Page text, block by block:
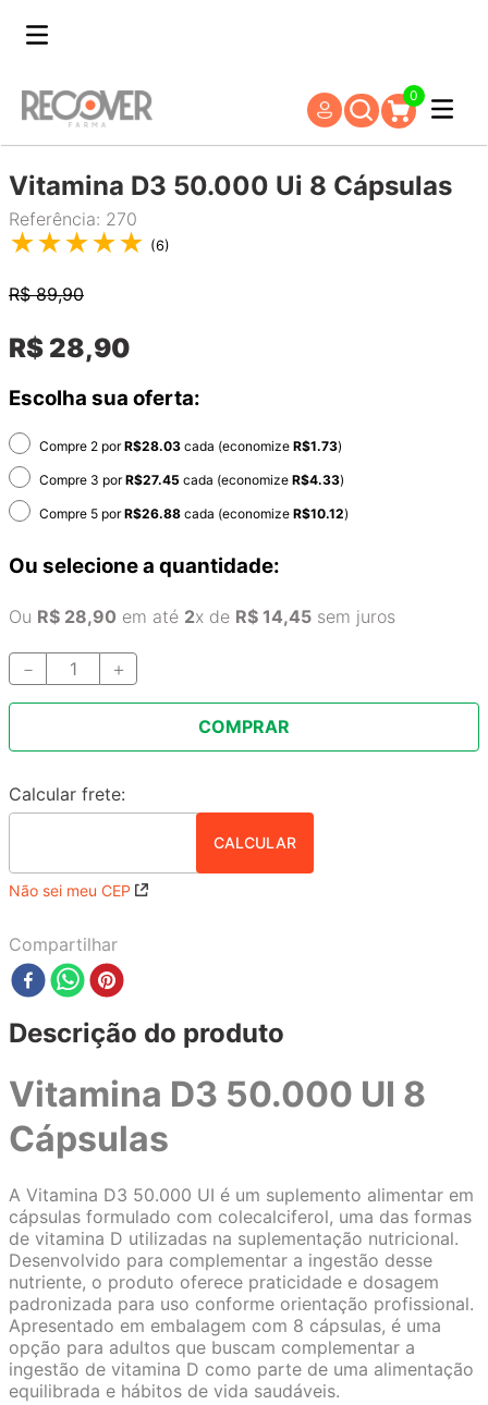
0
Vitamina D3 50.000 Ui 8 Cápsulas
Referência: 270
★★★★★ (6)
R$89,90
R$ 28,90
Escolha sua oferta:
Compre 2 porR$28.03 cada (economize R$1.73)
Compre 3 porR$27.45 cada (economize R$4.33)
Compre 5 porR$26.88 cada (economize R$10.12)
Ou selecione a quantidade:
Ou R$ 28,90 em até 2x de R$ 14,45 sem juros
＋
－
COMPRAR
Não sei meu CEP
Compartilhar
Descrição do produto
Vitamina D3 50.000 UI 8
Cápsulas
A Vitamina D3 50.000 UI é um suplemento alimentar em
cápsulas formulado com colecalciferol, uma das formas
de vitamina D utilizadas na suplementação nutricional.
Desenvolvido para complementar a ingestão desse
nutriente, o produto oferece praticidade e dosagem
padronizada para uso conforme orientação profissional.
Apresentado em embalagem com 8 cápsulas, é uma
opção para adultos que buscam complementar a
ingestão de vitamina D como parte de uma alimentação
equilibrada e hábitos de vida saudáveis.